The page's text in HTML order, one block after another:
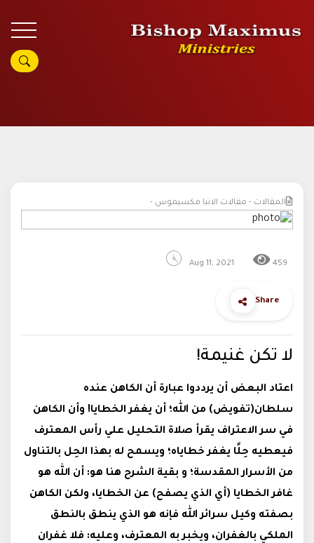
المقالات - مقالات الانبا مكسيموس -
Aug 11, 2021 459
Share
لا تكن غنيمة!
اعتاد البعض أن يرددوا عبارة أن الكاهن عنده
سلطان(تفويض) من الله؛ أن يغفر الخطايا! وأن الكاهن
في سر الاعتراف يقرأ صلاة التحليل علي رأس المعترف
فيعطيه حِلًا يغفر خطاياه؛ ويسمح له بهذا الحِل بالتناول
من الأسرار المقدسة؛ و بقية الشرح هنا هو: أن الله هو
غافر الخطايا (أي الذي يصفح) عن الخطايا، ولكن الكاهن
بصفته وكيل سرائر الله فإنه هو الذي ينطق بالنطق
الملكي بالغفران، ويخبر به المعترف، وعليه: فلا غفران